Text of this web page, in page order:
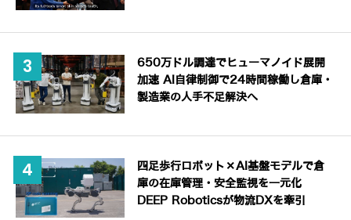
650万ドル調達でヒューマノイド展開
加速 AI自律制御で24時間稼働し倉庫・
製造業の人手不足解決へ
四足歩行ロボット×AI基盤モデルで倉
庫の在庫管理・安全監視を一元化
DEEP Roboticsが物流DXを牽引